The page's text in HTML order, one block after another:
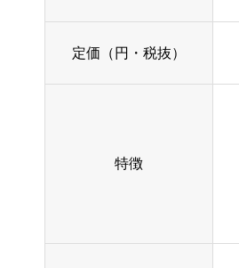
定価（円・税抜）
特徴